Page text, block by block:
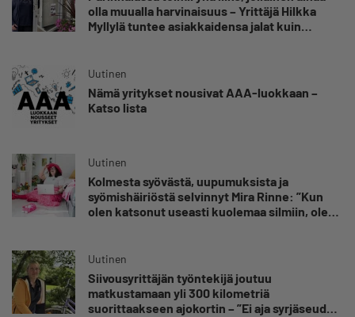
olla muualla harvinaisuus – Yrittäjä Hilkka
Myllylä tuntee asiakkaidensa jalat kuin
Uutinen
Nämä yritykset nousivat AAA-luokkaan –
Katso lista
Uutinen
Kolmesta syövästä, uupumuksista ja
syömishäiriöstä selvinnyt Mira Rinne: ”Kun
olen katsonut useasti kuolemaa silmiin, olen
Uutinen
Siivousyrittäjän työntekijä joutuu
matkustamaan yli 300 kilometriä
suorittaakseen ajokortin – ”Ei aja syrjäseudun